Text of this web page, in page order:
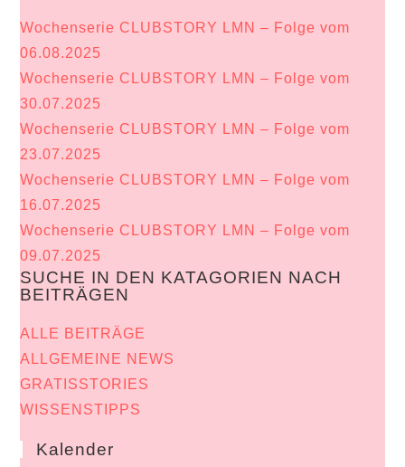
Wochenserie CLUBSTORY LMN – Folge vom
06.08.2025
Wochenserie CLUBSTORY LMN – Folge vom
30.07.2025
Wochenserie CLUBSTORY LMN – Folge vom
23.07.2025
Wochenserie CLUBSTORY LMN – Folge vom
16.07.2025
Wochenserie CLUBSTORY LMN – Folge vom
09.07.2025
SUCHE IN DEN KATAGORIEN NACH
BEITRÄGEN
ALLE BEITRÄGE
ALLGEMEINE NEWS
GRATISSTORIES
WISSENSTIPPS
Kalender